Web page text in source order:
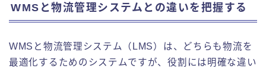
WMSと物流管理システムとの違いを把握する
WMSと物流管理システム（LMS）は、どちらも物流を
最適化するためのシステムですが、役割には明確な違い